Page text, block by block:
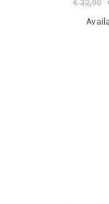
€ 32,90